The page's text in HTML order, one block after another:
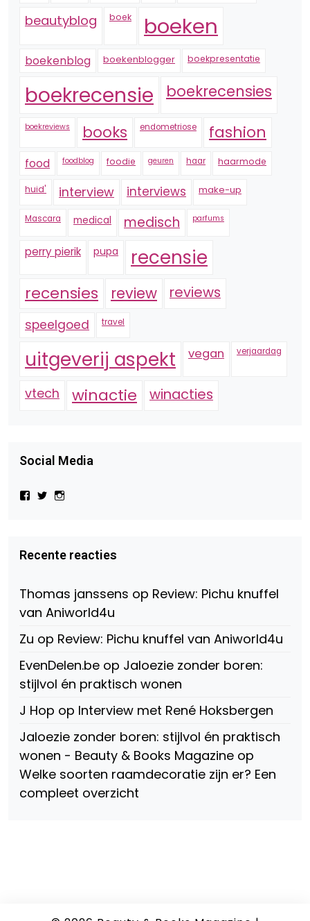
beautyblog boek boeken
boekenblog boekenblogger boekpresentatie
boekrecensie boekrecensies
boekreviews books endometriose fashion
food foodblog foodie geuren haar haarmode
huid' interview interviews make-up
Mascara medical medisch parfums
perry pierik pupa recensie
recensies review reviews
speelgoed travel
uitgeverij aspekt vegan verjaardag
vtech winactie winacties
Social Media
Bekijk
Beauty-
147775071915783/?
Facebook
Bekijk
op
Twitter
op
Instagram
Recente reacties
Thomas janssens op Review: Pichu knuffel
van Aniworld4u
Zu op Review: Pichu knuffel van Aniworld4u
EvenDelen.be op Jaloezie zonder boren:
stijlvol én praktisch wonen
J Hop op Interview met René Hoksbergen
Jaloezie zonder boren: stijlvol én praktisch
wonen - Beauty & Books Magazine op
Welke soorten raamdecoratie zijn er? Een
compleet overzicht